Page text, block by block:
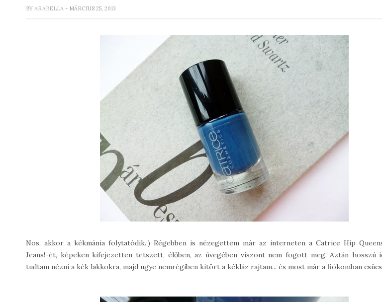
BY ARABELLA - MÁRCIUS 25, 2013
Nos, akkor a kékmánia folytatódik.:) Régebben is nézegettem már az interneten a Catrice Hip
Jeans!-ét, képeken kifejezetten tetszett, élőben, az üvegében viszont nem fogott meg. Aztán hosszú
tudtam nézni a kék lakkokra, majd ugye nemrégiben kitört a kékláz rajtam... és most már a fiókomban